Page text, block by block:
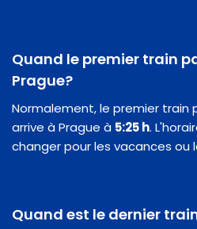
Quand le premier train
Prague?
Normalement, le premier train
arrive à Prague à 5:25 h.
changer pour les vacances ou
Quand est le dernier